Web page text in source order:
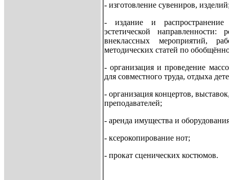
- изготовление сувениров,
- издание и распространение
эстетической
внеклассных мероприятий,
методических статей по
- организация и проведение
для совместного труда, отдыха
- организация концертов,
преподавателей;
- аренда имущества и
- ксерокопирование нот;
- прокат сценических костюмов.